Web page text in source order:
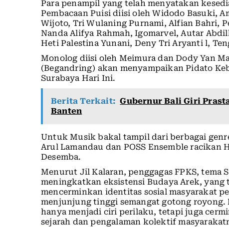
Para penampil yang telah menyatakan
Pembacaan Puisi diisi oleh Widodo Basuki,
Wijoto, Tri Wulaning Purnami, Alfian Bahri,
Nanda Alifya Rahmah, Igomarvel, Autar
Heti Palestina Yunani, Deny Tri Aryanti l,
Monolog diisi oleh Meimura dan Dody Yan
(Begandring) akan menyampaikan Pidato
Surabaya Hari Ini.
Berita Terkait: Gubernur Bali Giri
Banten
Untuk Musik bakal tampil dari berbagai
Arul Lamandau dan POSS Ensemble
Desemba.
Menurut Jil Kalaran, penggagas FPKS,
meningkatkan eksistensi Budaya Arek,
mencerminkan identitas sosial masyarakat
menjunjung tinggi semangat gotong
hanya menjadi ciri perilaku, tetapi juga
sejarah dan pengalaman kolektif